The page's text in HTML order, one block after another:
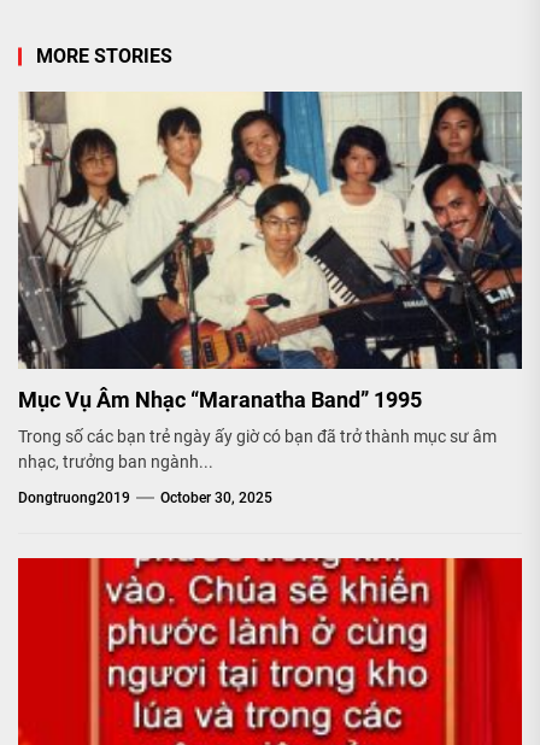
MORE STORIES
Mục Vụ Âm Nhạc “Maranatha Band” 1995
Trong số các bạn trẻ ngày ấy giờ có bạn đã trở thành mục sư âm
nhạc, trưởng ban ngành...
Dongtruong2019 October 30, 2025